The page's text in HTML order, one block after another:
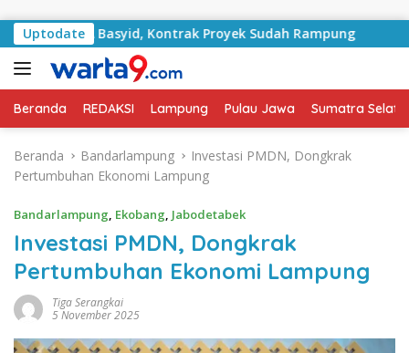
Uptodate
Basyid, Kontrak Proyek Sudah Rampung Bulan
Beranda REDAKSI Lampung Pulau Jawa Sumatra
Beranda Bandarlampung
Investasi PMDN, Dongkrak
Pertumbuhan Ekonomi Lampung
Bandarlampung, Ekobang, Jabodetabek
Investasi PMDN, Dongkrak
Pertumbuhan Ekonomi Lampung
Tiga Serangkai
5 November 2025